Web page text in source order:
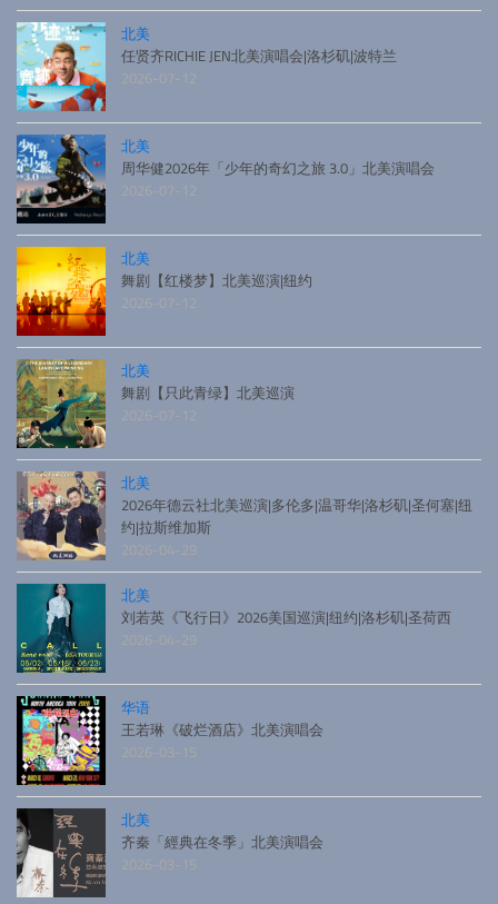
北美
任贤齐RICHIE JEN北美演唱会|洛杉矶|波特兰
2026-07-12
北美
周华健2026年「少年的奇幻之旅 3.0」北美演唱会
2026-07-12
北美
舞剧【红楼梦】北美巡演|纽约
2026-07-12
北美
舞剧【只此青绿】北美巡演
2026-07-12
北美
2026年德云社北美巡演|多伦多|温哥华|洛杉矶|圣何塞|纽
约|拉斯维加斯
2026-04-29
北美
刘若英《飞行日》2026美国巡演|纽约|洛杉矶|圣荷西
2026-04-29
华语
王若琳《破烂酒店》北美演唱会
2026-03-15
北美
齐秦「經典在冬季」北美演唱会
2026-03-15